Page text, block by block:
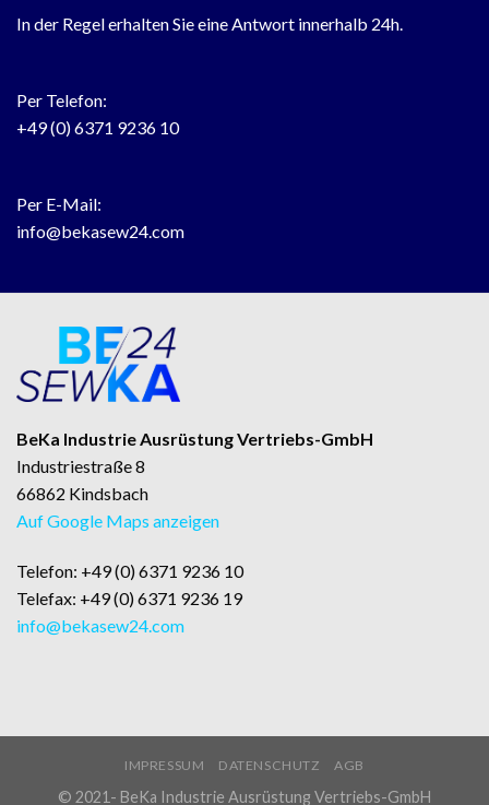
In der Regel erhalten Sie eine Antwort innerhalb 24h.
Per Telefon:
+49 (0) 6371 9236 10
Per E-Mail:
info@bekasew24.com
BeKa Industrie Ausrüstung Vertriebs-GmbH
Industriestraße 8
66862 Kindsbach
Auf Google Maps anzeigen
Telefon: +49 (0) 6371 9236 10
Telefax: +49 (0) 6371 9236 19
info@bekasew24.com
IMPRESSUM DATENSCHUTZ AGB
© 2021- BeKa Industrie Ausrüstung Vertriebs-GmbH